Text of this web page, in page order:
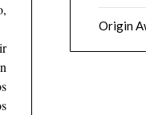
Origin